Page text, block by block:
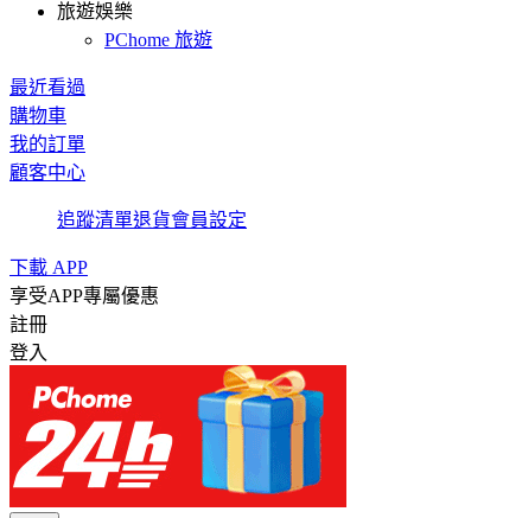
旅遊娛樂
PChome 旅遊
最近看過
購物車
我的訂單
顧客中心
追蹤清單退貨會員設定
下載 APP
享受APP專屬優惠
註冊
登入